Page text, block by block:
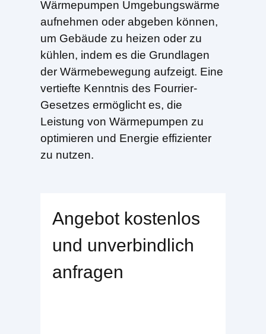
Wärmepumpen Umgebungswärme
aufnehmen oder abgeben können,
um Gebäude zu heizen oder zu
kühlen, indem es die Grundlagen
der Wärmebewegung aufzeigt. Eine
vertiefte Kenntnis des Fourrier-
Gesetzes ermöglicht es, die
Leistung von Wärmepumpen zu
optimieren und Energie effizienter
zu nutzen.
Angebot kostenlos
und unverbindlich
anfragen